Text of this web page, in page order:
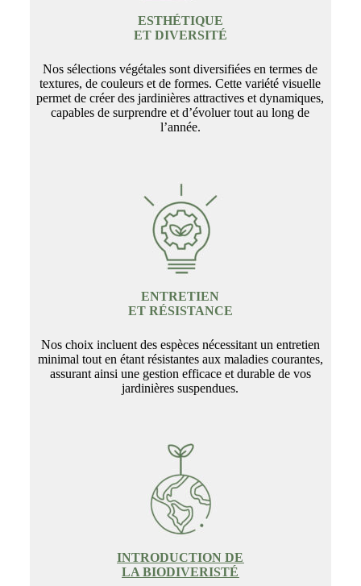
ESTHÉTIQUE
ET DIVERSITÉ
Nos sélections végétales sont diversifiées en termes de
textures, de couleurs et de formes. Cette variété visuelle
permet de créer des jardinières attractives et dynamiques,
capables de surprendre et d’évoluer tout au long de
l’année.
ENTRETIEN
ET RÉSISTANCE
Nos choix incluent des espèces nécessitant un entretien
minimal tout en étant résistantes aux maladies courantes,
assurant ainsi une gestion efficace et durable de vos
jardinières suspendues.
INTRODUCTION DE
LA BIODIVERISTÉ